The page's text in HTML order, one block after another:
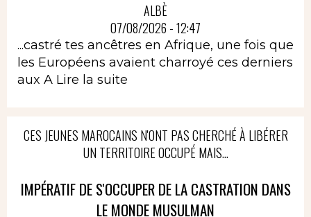
ALBÈ
07/08/2026 - 12:47
...castré tes ancêtres en Afrique, une fois que
les Européens avaient charroyé ces derniers
aux A Lire la suite
CES JEUNES MAROCAINS N'ONT PAS CHERCHÉ À LIBÉRER
UN TERRITOIRE OCCUPÉ MAIS...
IMPÉRATIF DE S'OCCUPER DE LA CASTRATION DANS
LE MONDE MUSULMAN